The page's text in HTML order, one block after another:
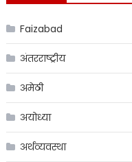
Faizabad
अंतरराष्ट्रीय
अमेठी
अयोध्या
अर्थव्यवस्था